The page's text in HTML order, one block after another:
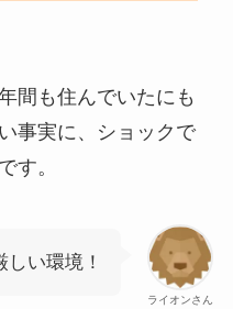
間も住んでいたにも
事実に、ショックで
す。
ライオンさん
い環境！